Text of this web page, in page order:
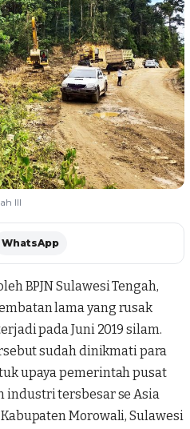
III
WhatsApp
BPJN Sulawesi Tengah,
lama yang rusak
pada Juni 2019 silam.
sudah dinikmati para
upaya pemerintah pusat
industri tersbesar se Asia
Morowali, Sulawesi